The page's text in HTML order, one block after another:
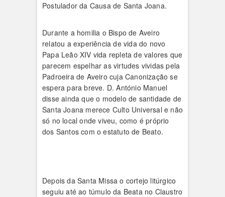
Postulador da Causa de Santa Joana.
Durante a homilia o Bispo de Aveiro
relatou a experiência de vida do novo
Papa Leão XIV vida repleta de valores que
parecem espelhar as virtudes vividas pela
Padroeira de Aveiro cuja Canonização se
espera para breve. D. António Manuel
disse ainda que o modelo de santidade de
Santa Joana merece Culto Universal e não
só no local onde viveu, como é próprio
dos Santos com o estatuto de Beato.
Depois da Santa Missa o cortejo litúrgico
seguiu até ao túmulo da Beata no Claustro